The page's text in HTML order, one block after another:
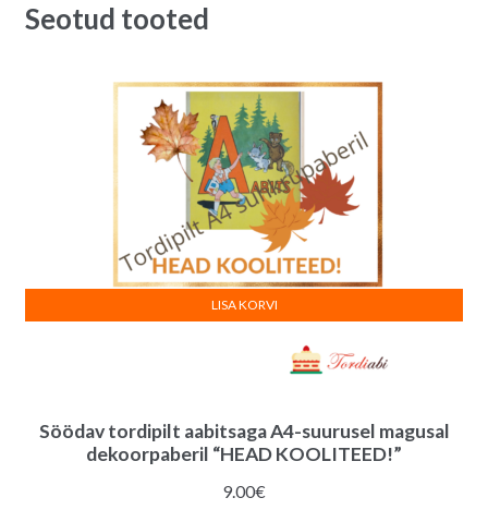
Seotud tooted
Söödav tordipilt aabitsaga A4-suurusel magusal
dekoorpaberil “HEAD KOOLITEED!”
9.00€
LISA KORVI